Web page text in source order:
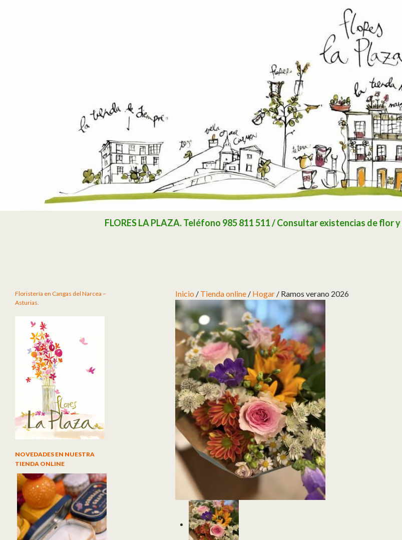
FLORES LA PLAZA. Teléfono 985 811 511 / Consultar existencias de
Inicio / Tienda online / Hogar / Ramos verano 2026
Floristería en Cangas del Narcea –
Asturias.
NOVEDADES EN NUESTRA
TIENDA ONLINE